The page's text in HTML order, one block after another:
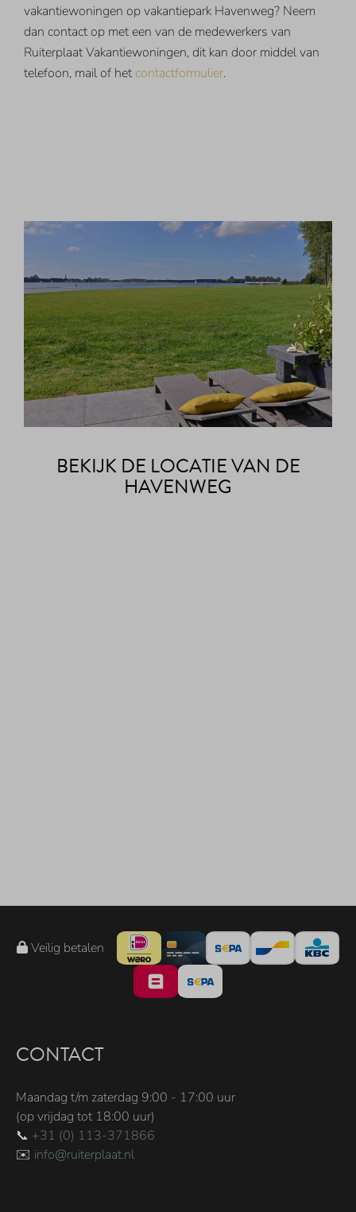
vakantiewoningen op vakantiepark Havenweg? Neem
dan contact op met een van de medewerkers van
Ruiterplaat Vakantiewoningen, dit kan door middel van
telefoon, mail of hetcontactformulier.
BEKIJK DE LOCATIE VAN DE
HAVENWEG
Veilig betalen
CONTACT
Maandag t/m zaterdag 9:00 - 17:00 uur
(op vrijdag tot 18:00 uur)
📞 +31 (0) 113-371866
✉️ info@ruiterplaat.nl